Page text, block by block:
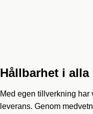
Hållbarhet i alla
Med egen tillverkning har
leverans. Genom